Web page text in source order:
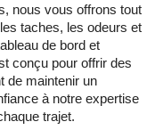
nous vous offrons tout
taches, les odeurs et
de bord et
conçu pour offrir des
de maintenir un
à notre expertise
trajet.